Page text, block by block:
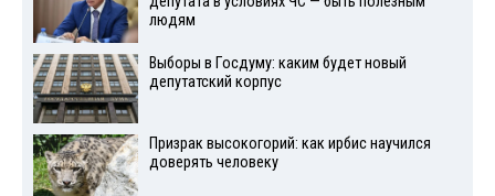
людям
Выборы в Госдуму: каким будет новый
депутатский корпус
Призрак высокогорий: как ирбис научился
доверять человеку